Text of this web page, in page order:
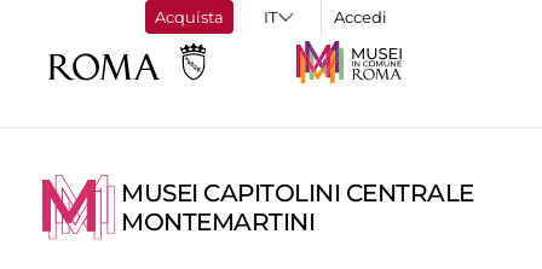
Acquista Accedi
MUSEI CAPITOLINI CENTRALE
MONTEMARTINI